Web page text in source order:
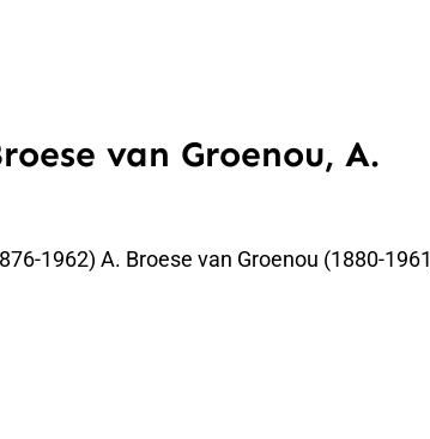
van Groenou, A.
1962) A. Broese van Groenou (1880-